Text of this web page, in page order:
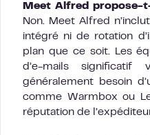
Meet Alfred propose-
Non. Meet Alfred
intégré ni de rotation
plan que ce soit. Les
d’e-mails
généralement besoin
comme Warmbox ou
réputation de